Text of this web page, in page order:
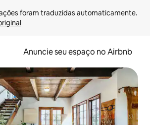
Anuncie seu espaço no Airbnb